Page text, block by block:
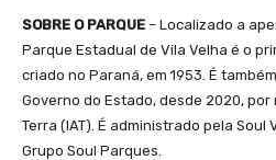
SOBRE O PARQUE – Localizado a
Parque Estadual de Vila Velha é o
criado no Paraná, em 1953. É
Governo do Estado, desde 2020,
Terra (IAT). É administrado pela Soul
Grupo Soul Parques.